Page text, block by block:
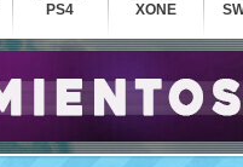
PS4 XONE